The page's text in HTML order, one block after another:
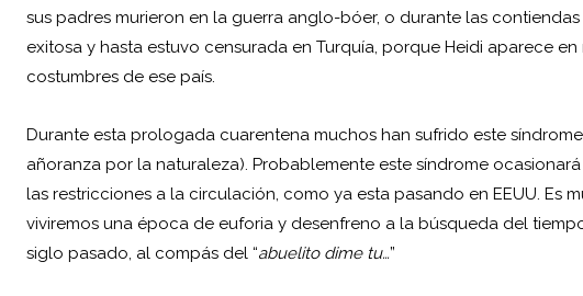
sus padres murieron en la guerra anglo-bóer, o durante las
exitosa y hasta estuvo censurada en Turquía, porque Heidi aparece
costumbres de ese país.
Durante esta prologada cuarentena muchos han sufrido este
añoranza por la naturaleza). Probablemente este síndrome
las restricciones a la circulación, como ya esta pasando en EEUU. Es
viviremos una época de euforia y desenfreno a la búsqueda del
siglo pasado, al compás del “abuelito dime tu…”